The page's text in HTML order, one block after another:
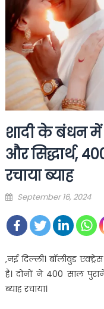
शादी के बंधन
और सिद्धार्थ,
रचाया ब्याह
Posted
September 16, 2024
,नई दिल्ली। बॉलीवुड
है। दोनों ने 400 साल
ब्याह रचाया।